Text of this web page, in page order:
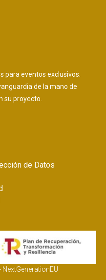
para eventos exclusivos.
de la mano de
su proyecto.
de Datos